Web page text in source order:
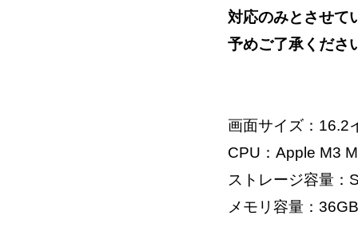
対応のみとさせて
予めご了承くださ
画面サイズ：16.2
CPU：Apple M3
ストレージ容量：
メモリ容量：36GB